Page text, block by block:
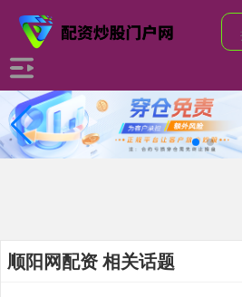
顺阳网配资 相关话题